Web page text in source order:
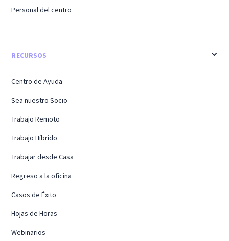
Personal del centro
RECURSOS
Centro de Ayuda
Sea nuestro Socio
Trabajo Remoto
Trabajo Híbrido
Trabajar desde Casa
Regreso a la oficina
Casos de Éxito
Hojas de Horas
Webinarios